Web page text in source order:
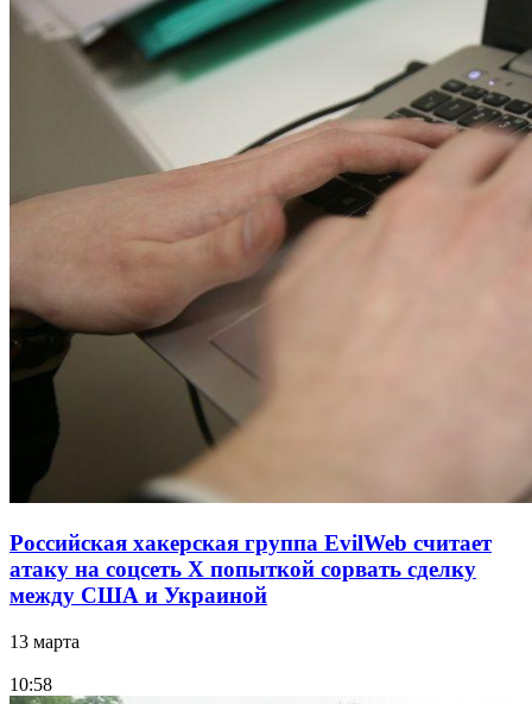
Российская хакерская группа EvilWeb считает
атаку на соцсеть Х попыткой сорвать сделку
между США и Украиной
13 марта
10:58